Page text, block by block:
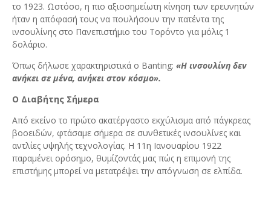
το 1923. Ωστόσο, η πιο αξιοσημείωτη κίνηση των ερευνητών
ήταν η απόφασή τους να πουλήσουν την πατέντα της
ινσουλίνης στο Πανεπιστήμιο του Τορόντο για μόλις 1
δολάριο.
Όπως δήλωσε χαρακτηριστικά ο Banting: «Η ινσουλίνη δεν
ανήκει σε μένα, ανήκει στον κόσμο».
Ο Διαβήτης Σήμερα
Από εκείνο το πρώτο ακατέργαστο εκχύλισμα από πάγκρεας
βοοειδών, φτάσαμε σήμερα σε συνθετικές ινσουλίνες και
αντλίες υψηλής τεχνολογίας. Η 11η Ιανουαρίου 1922
παραμένει ορόσημο, θυμίζοντάς μας πώς η επιμονή της
επιστήμης μπορεί να μετατρέψει την απόγνωση σε ελπίδα.